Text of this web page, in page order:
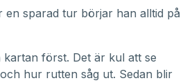
en sparad tur börjar han alltid på
kartan först. Det är kul att se
hur rutten såg ut. Sedan blir